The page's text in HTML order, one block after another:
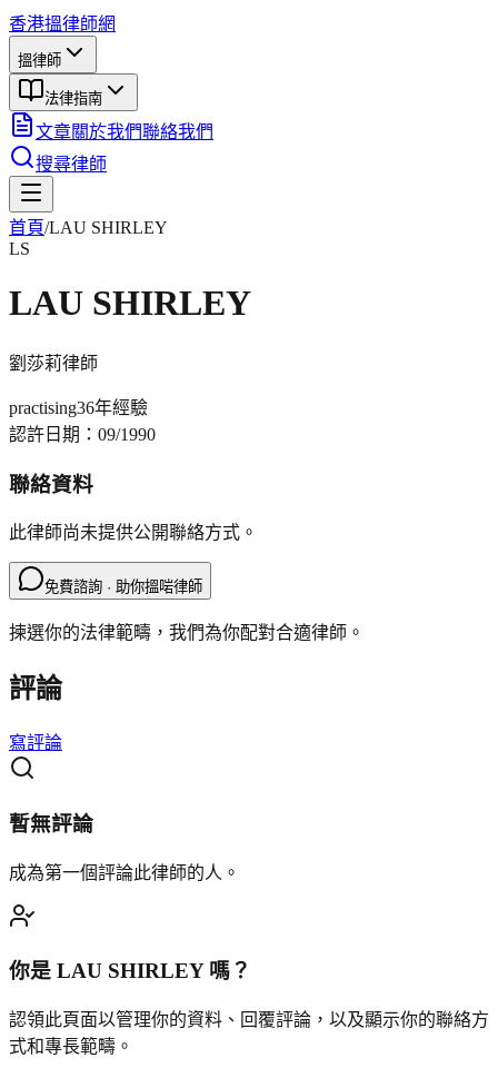
香港搵律師網
搵律師
法律指南
文章關於我們聯絡我們
搜尋律師
首頁/LAU SHIRLEY
LS
LAU SHIRLEY
劉莎莉律師
practising36年經驗
認許日期： 09/1990
聯絡資料
此律師尚未提供公開聯絡方式。
免費諮詢 · 助你搵啱律師
揀選你的法律範疇，我們為你配對合適律師。
評論
寫評論
暫無評論
成為第一個評論此律師的人。
你是 LAU SHIRLEY嗎？
認領此頁面以管理你的資料、回覆評論，以及顯示你的聯絡方
式和專長範疇。